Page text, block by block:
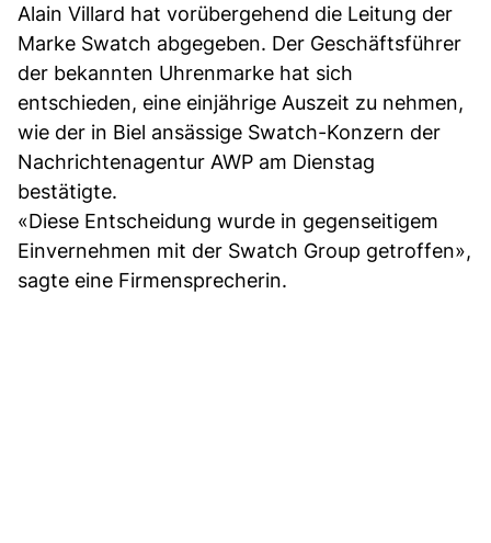
Alain Villard hat vorübergehend die Leitung der
Marke Swatch abgegeben. Der Geschäftsführer
der bekannten Uhrenmarke hat sich
entschieden, eine einjährige Auszeit zu nehmen,
wie der in Biel ansässige Swatch-Konzern der
Nachrichtenagentur AWP am Dienstag
bestätigte.
«Diese Entscheidung wurde in gegenseitigem
Einvernehmen mit der Swatch Group getroffen»,
sagte eine Firmensprecherin.